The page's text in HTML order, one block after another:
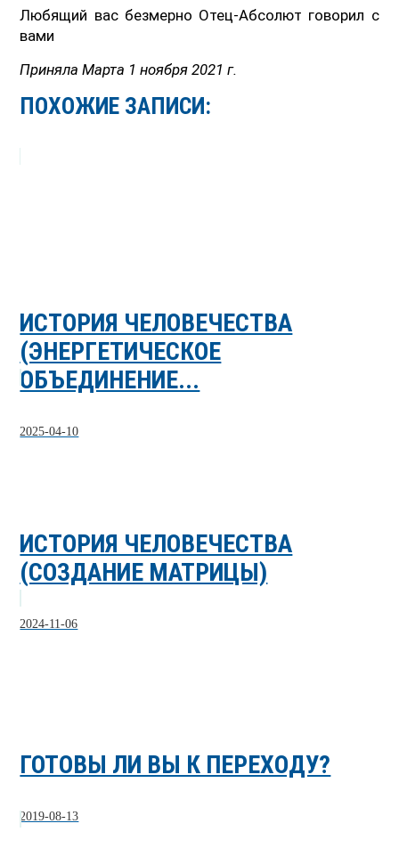
Любящий вас безмерно Отец-Абсолют говорил с
вами
Приняла Марта 1 ноября 2021 г.
ПОХОЖИЕ ЗАПИСИ:
ИСТОРИЯ ЧЕЛОВЕЧЕСТВА
(ЭНЕРГЕТИЧЕСКОЕ
ОБЪЕДИНЕНИЕ...
2025-04-10
ИСТОРИЯ ЧЕЛОВЕЧЕСТВА
(СОЗДАНИЕ МАТРИЦЫ)
2024-11-06
ГОТОВЫ ЛИ ВЫ К ПЕРЕХОДУ?
2019-08-13